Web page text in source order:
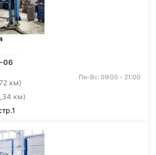
06
км)
км)
Пн-Вс: 09:00 - 21:00